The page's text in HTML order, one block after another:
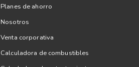
Planes de ahorro
Nosotros
Venta corporativa
Calculadora de combustibles